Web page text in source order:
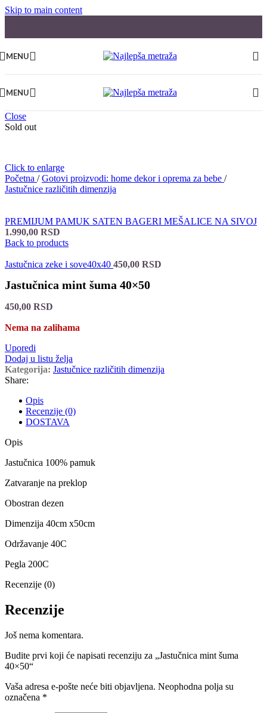
Skip to main content
MENU
MENU
Close
Sold out
Click to enlarge
Početna / Gotovi proizvodi: home dekor i oprema za bebe /
Jastučnice različitih dimenzija
PREMIJUM PAMUK SATEN BAGERI MEŠALICE NA SIVOJ
1.990,00 RSD
Back to products
Jastučnica zeke i sove40x40 450,00 RSD
Jastučnica mint šuma 40×50
450,00 RSD
Nema na zalihama
Uporedi
Dodaj u listu želja
Kategorija: Jastučnice različitih dimenzija
Share:
Opis
Recenzije (0)
DOSTAVA
Opis
Jastučnica 100% pamuk
Zatvaranje na preklop
Obostran dezen
Dimenzija 40cm x50cm
Održavanje 40C
Pegla 200C
Recenzije (0)
Recenzije
Još nema komentara.
Budite prvi koji će napisati recenziju za „Jastučnica mint šuma
40×50“
Vaša adresa e-pošte neće biti objavljena. Neophodna polja su
označena *